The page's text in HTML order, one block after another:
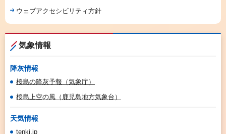
ウェブアクセシビリティ方針
気象情報
降灰情報
桜島の降灰予報（気象庁）
桜島上空の風（鹿児島地方気象台）
天気情報
tenki.jp